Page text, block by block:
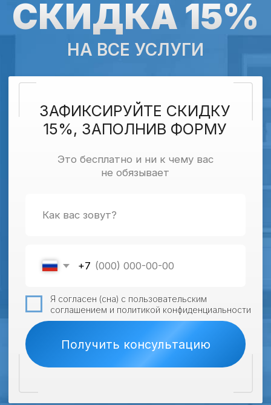
НАШИ АКЦИИ
Квартирам
получите скидку 20% для вашего
20% 10%
Пенсионерам
пенсионеров при предъявлении
пенсионного удостоверения.